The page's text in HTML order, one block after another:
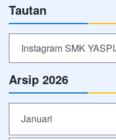
Tautan
Instagram SMK
Arsip 2026
Januari